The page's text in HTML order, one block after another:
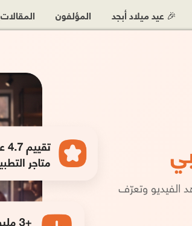
🎉 عيد ميلاد أبجد المؤلفون المقالات